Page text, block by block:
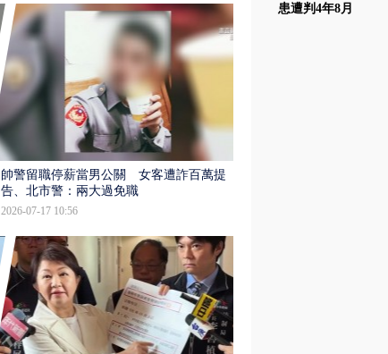
帥警留職停薪當男公關 女客遭詐百萬提
告、北市警：兩大過免職
2026-07-17 10:56
患遭判4年8月